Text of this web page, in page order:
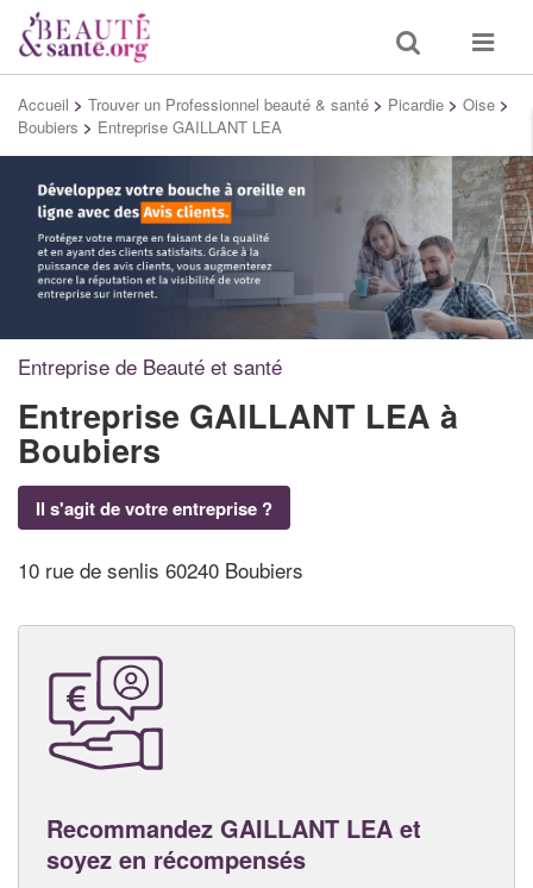
Toggle
search
Toggle
Accueil > Trouver un Professionnel beauté & santé > Picardie > Oise >
Boubiers > Entreprise GAILLANT LEA
Entreprise de Beauté et santé
Entreprise GAILLANT LEA à
Boubiers
Il s'agit de votre entreprise ?
10 rue de senlis 60240 Boubiers
Recommandez GAILLANT LEA et
soyez en récompensés